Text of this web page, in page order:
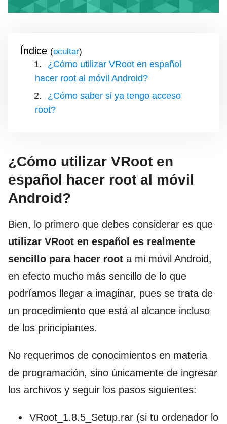
Índice ( )
¿Cómo utilizar VRoot en español
hacer root al móvil Android?
¿Cómo saber si ya tengo acceso
root?
¿Cómo utilizar VRoot en
español hacer root al móvil
Android?
Bien, lo primero que debes considerar es que
utilizar VRoot en español es realmente
sencillo para hacer root a mi móvil Android,
en efecto mucho más sencillo de lo que
podríamos llegar a imaginar, pues se trata de
un procedimiento que está al alcance incluso
de los principiantes.
No requerimos de conocimientos en materia
de programación, sino únicamente de ingresar
los archivos y seguir los pasos siguientes:
VRoot_1.8.5_Setup.rar (si tu ordenador lo